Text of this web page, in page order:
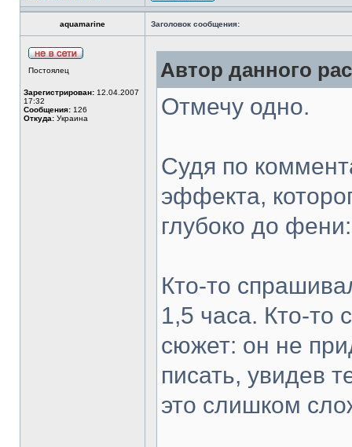
aquamarine Заголовок сообщения:
Постоялец
Зарегистрирован: 12.04.2007
17:32
Сообщения: 126
Откуда: Украина
Автор данного
Отмечу одно.
Судя по
эффекта,
глубоко до
Кто-то
1,5 часа. Кто-то
сюжет: он не
писать, увидев
это слишком